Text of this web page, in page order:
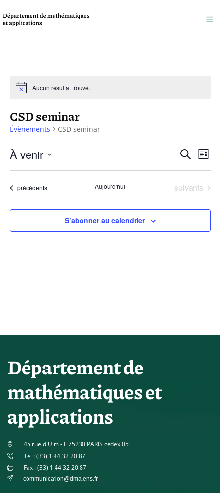
Aucun résultat trouvé.
CSD seminar
Évènements CSD seminar
et
de
Recherche
de
Liste
À venir
Sélectionnez
date.
Évènements
précédents Aujourd'hui Évènements
suivants
S’abonner au calendrier
Département de
mathématiques et
applications
45 rue d'Ulm - F 75230 PARIS cedex 05
Tel : (33) 1 44 32 20 87
Fax : (33) 1 44 32 20 87
communication@dma.ens.fr